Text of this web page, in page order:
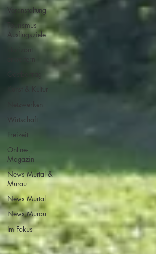
Veranstaltung
Tourismus
Ausflugsziele
Horizont
Kunst & Kultur
Wirtschaft
Freizeit
Online-
Magazin
News Murtal &
Murau
News Murtal
News Murau
Im Fokus